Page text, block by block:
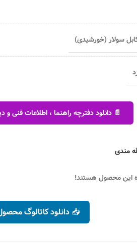
-12%
تومان
متر
کابل سولار 4 کابل‌سازان یزد N2XH
کد محصول :31536
۲۰۴,۸۲۴ تومان ۱۸۰,۲۰۰
سولار (خورشیدی)
📄 دانلود دفترچه راهنما ، اطلاعات فنی
مندی
این محصول هستند!
📥 دانلود کاتالوگ